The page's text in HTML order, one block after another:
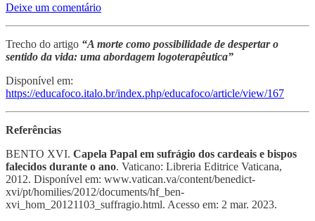
Deixe um comentário
Trecho do artigo “A morte como possibilidade de despertar o
sentido da vida: uma abordagem logoterapêutica”
Disponível em:
https://educafoco.italo.br/index.php/educafoco/article/view/167
Referências
BENTO XVI. Capela Papal em sufrágio dos cardeais e bispos
falecidos durante o ano. Vaticano: Libreria Editrice Vaticana,
2012. Disponível em: www.vatican.va/content/benedict-
xvi/pt/homilies/2012/documents/hf_ben-
xvi_hom_20121103_suffragio.html. Acesso em: 2 mar. 2023.